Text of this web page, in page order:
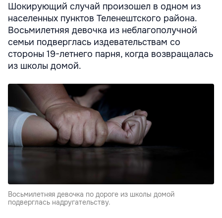
Шокирующий случай произошел в одном из
населенных пунктов Теленештского района.
Восьмилетняя девочка из неблагополучной
семьи подверглась издевательствам со
стороны 19-летнего парня, когда возвращалась
из школы домой.
Восьмилетняя девочка по дороге из школы домой
подверглась надругательству.